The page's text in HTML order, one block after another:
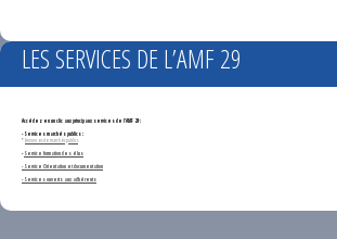
LES SERVICES DE L’AMF 29
Accédez en un clic aux principaux services de l'AMF 29 :
- Services marchés publics :
*Annonces de marchés publics
-Service formation des élus
- Service Orientation et documentation
- Services ouverts aux adhérents